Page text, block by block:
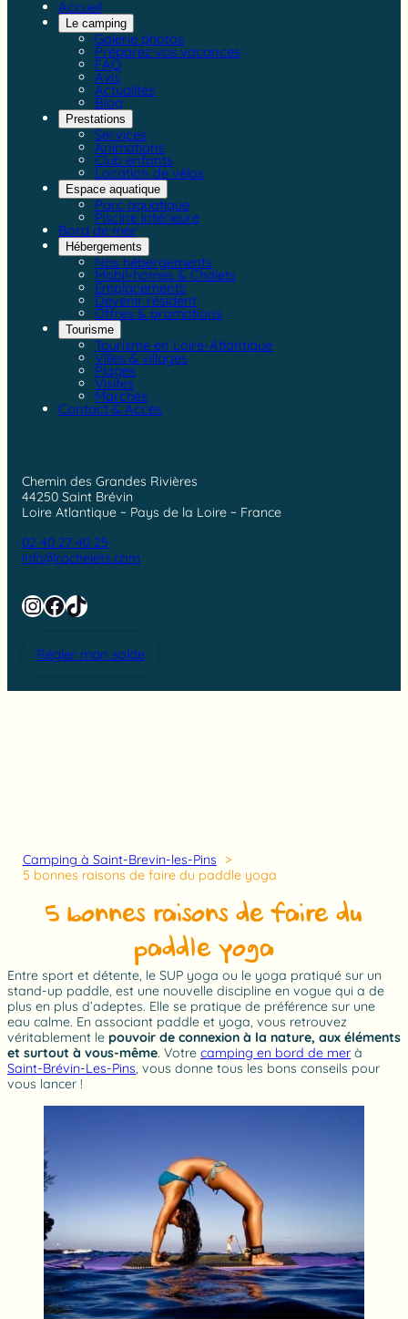
Accueil
Le camping
Galerie photos
Préparez vos vacances
FAQ
Avis
Actualités
Blog
Prestations
Services
Animations
Club enfants
Location de vélos
Espace aquatique
Parc aquatique
Piscine intérieure
Bord de mer
Hébergements
Nos hébergements
Mobil-homes & Chalets
Emplacements
Devenir résident
Offres & promotions
Tourisme
Tourisme en Loire-Atlantique
Villes & villages
Plages
Visites
Marchés
Contact & Accès
Chemin des Grandes Rivières
44250 Saint Brévin
Loire Atlantique ~ Pays de la Loire ~ France
02 40 27 40 25
info@rochelets.com
Instagram
Facebook
TikTok
Régler mon solde
Camping à Saint-Brevin-les-Pins
5 bonnes raisons de faire du paddle yoga
5 bonnes raisons de faire du
paddle yoga
Entre sport et détente, le SUP yoga ou le yoga pratiqué sur un
stand-up paddle, est une nouvelle discipline en vogue qui a de
plus en plus d’adeptes. Elle se pratique de préférence sur une
eau calme. En associant paddle et yoga, vous retrouvez
véritablement le pouvoir de connexion à la nature, aux éléments
et surtout à vous-même. Votre camping en bord de mer à
Saint-Brévin-Les-Pins , vous donne tous les bons conseils pour
vous lancer !